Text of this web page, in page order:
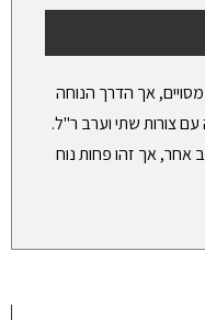
אך הדרך הנוחה
עם צורות שתי וערב ר"ל.
אחר, אך זהו פחות נוח